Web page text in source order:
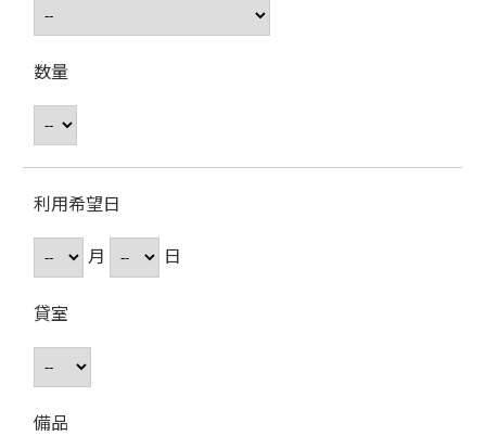
数量
利用希望日
月
日
貸室
備品